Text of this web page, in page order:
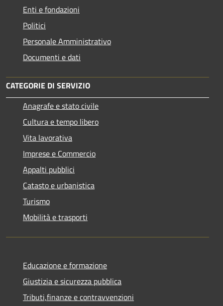
Enti e fondazioni
Politici
Personale Amministrativo
Documenti e dati
CATEGORIE DI SERVIZIO
Anagrafe e stato civile
Cultura e tempo libero
Vita lavorativa
Imprese e Commercio
Appalti pubblici
Catasto e urbanistica
Turismo
Mobilità e trasporti
Educazione e formazione
Giustizia e sicurezza pubblica
Tributi,finanze e contravvenzioni